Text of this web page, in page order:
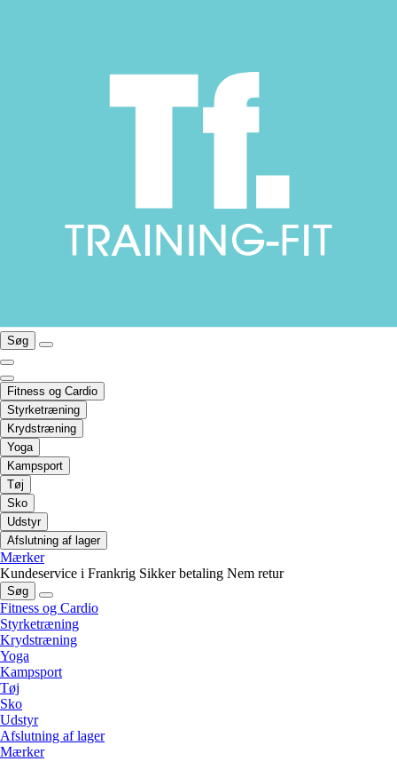
Søg
Fitness og Cardio
Styrketræning
Krydstræning
Yoga
Kampsport
Tøj
Sko
Udstyr
Afslutning af lager
Mærker
Kundeservice i Frankrig Sikker betaling Nem retur
Søg
Fitness og Cardio
Styrketræning
Krydstræning
Yoga
Kampsport
Tøj
Sko
Udstyr
Afslutning af lager
Mærker